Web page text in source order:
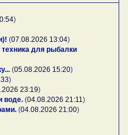
)
(07.08.2026 13:04)
для рыбалки
(05.08.2026 15:20)
)
23:19)
воде. (04.08.2026 21:11)
(04.08.2026 21:00)